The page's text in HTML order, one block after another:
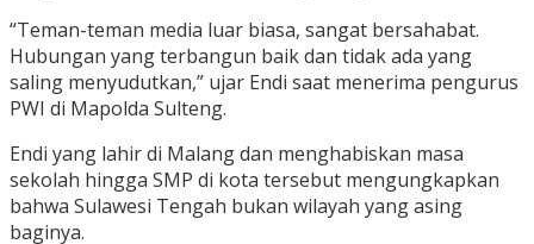
“Teman-teman media luar biasa, sangat bersahabat.
Hubungan yang terbangun baik dan tidak ada yang
saling menyudutkan,” ujar Endi saat menerima pengurus
PWI di Mapolda Sulteng.
Endi yang lahir di Malang dan menghabiskan masa
sekolah hingga SMP di kota tersebut mengungkapkan
bahwa Sulawesi Tengah bukan wilayah yang asing
baginya.